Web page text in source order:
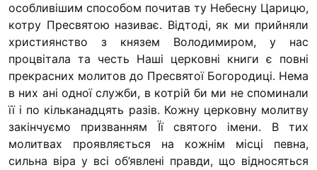
Капелани
Волонтерство
Наші напрямки
Наш
Контакти
Проекти
Футбольна
особ­ливішим способом почитав ту Небесну Царицю,
котру Пресвятою називає. Відтоді, як ми прийняли
християнство з князем Володимиром, у нас
процвітала та честь Наші церковні книги є повні
прекрасних молитов до Пресвятої Богородиці. Нема
в них ані одної служби, в ко­трій би ми не споминали
її і по кільканадцять разів. Кож­ну церковну молитву
закінчуємо призванням Її святого імени. В тих
молитвах проявляється на кожнім місці пев­на,
сильна віра у всі об’явлені правди, що відносяться